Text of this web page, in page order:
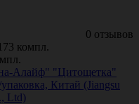
0 отзывов
компл.
Алайф" "Цитощетка"
Китай (Jiangsu
Ltd)